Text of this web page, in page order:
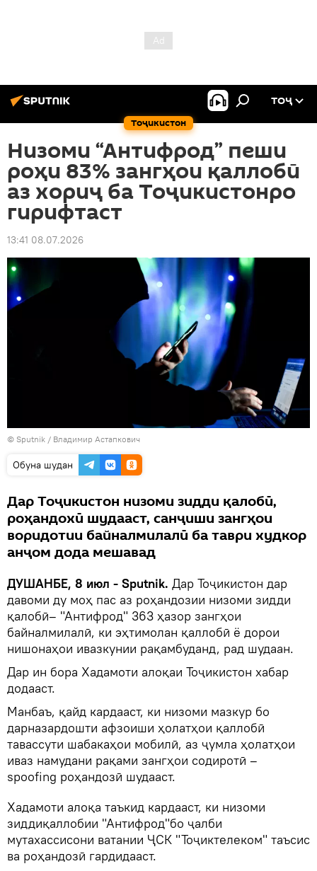
Тоҷикистон
ТОҶ
Низоми “Антифрод” пеши
роҳи 83% зангҳои қаллобӣ
аз хориҷ ба Тоҷикистонро
гирифтаст
13:41 08.07.2026
© Sputnik / Владимир Астапкович
Обуна шудан
Дар Тоҷикистон низоми зидди қалобӣ,
роҳандохӣ шудааст, санҷиши зангҳои
воридотии байналмилалӣ ба таври худкор
анҷом дода мешавад
ДУШАНБЕ, 8 июл - Sputnik. Дар Тоҷикистон дар
давоми ду моҳ пас аз роҳандозии низоми зидди
қалобӣ– "Антифрод" 363 ҳазор зангҳои
байналмилалӣ, ки эҳтимолан қаллобӣ ё дорои
нишонаҳои ивазкунии рақамбуданд, рад шудаан.
Дар ин бора Хадамоти алоқаи Тоҷикистон хабар
додааст.
Манбаъ, қайд кардааст, ки низоми мазкур бо
дарназардошти афзоиши ҳолатҳои қаллобӣ
тавассути шабакаҳои мобилӣ, аз ҷумла ҳолатҳои
иваз намудани рақами зангҳои содиротӣ –
spoofing роҳандозӣ шудааст.
Хадамоти алоқа таъкид кардааст, ки низоми
зиддиқаллобии "Антифрод"бо ҷалби
мутахассисони ватании ҶСК "Тоҷиктелеком" таъсис
ва роҳандозӣ гардидааст.